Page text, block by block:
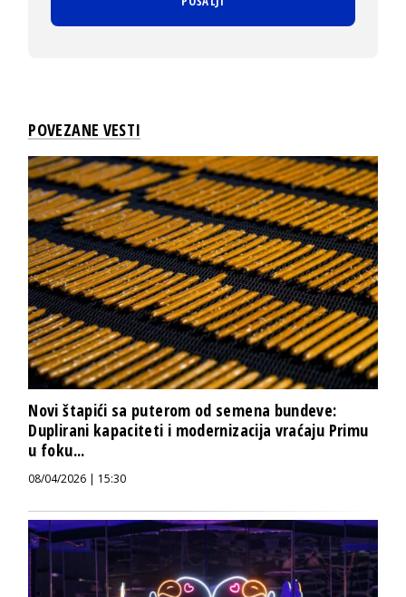
POVEZANE VESTI
Novi štapići sa puterom od semena bundeve:
Duplirani kapaciteti i modernizacija vraćaju Primu
u foku...
08/04/2026 | 15:30